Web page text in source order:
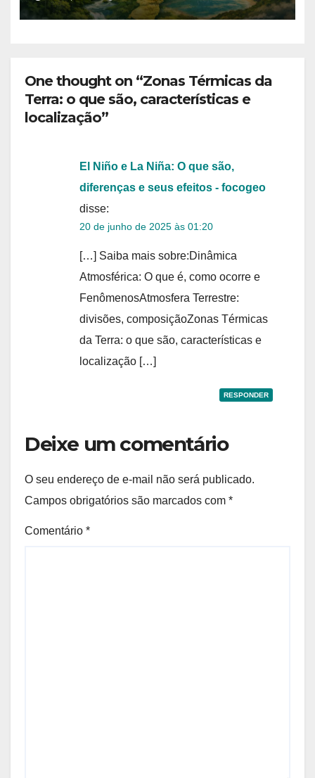
América do Sul?
One thought on “Zonas Térmicas da
Terra: o que são, características e
localização”
El Niño e La Niña: O que são,
diferenças e seus efeitos - focogeo
disse:
20 de junho de 2025 às 01:20
[…] Saiba mais sobre:Dinâmica
Atmosférica: O que é, como ocorre e
FenômenosAtmosfera Terrestre:
divisões, composiçãoZonas Térmicas
da Terra: o que são, características e
localização […]
RESPONDER
Deixe um comentário
O seu endereço de e-mail não será publicado.
Campos obrigatórios são marcados com *
Comentário *